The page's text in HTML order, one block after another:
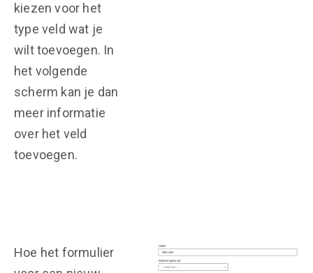
kiezen voor het
type veld wat je
wilt toevoegen. In
het volgende
scherm kan je dan
meer informatie
over het veld
toevoegen.
Hoe het formulier